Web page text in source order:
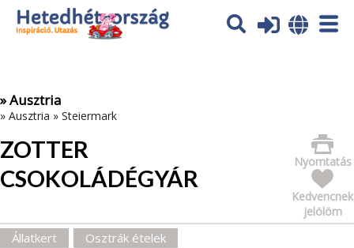
Az oldal sütiket (cookies) használ. További tájékoztatás itt:
Adatvédelmi tájékoztató
» Ausztria
» Ausztria » Steiermark
ZOTTER
CSOKOLÁDÉGYÁR
Nyomtatás
Kedvencnek
jelölöm
Állatkert Osztrák ételek